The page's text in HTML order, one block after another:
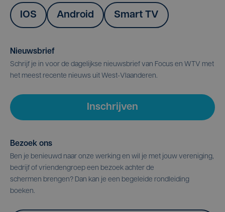
IOS Android Smart TV
Nieuwsbrief
Schrijf je in voor de dagelijkse nieuwsbrief van Focus en WTV met
het meest recente nieuws uit West-Vlaanderen.
Inschrijven
Bezoek ons
Ben je benieuwd naar onze werking en wil je met jouw vereniging,
bedrijf of vriendengroep een bezoek achter de
schermen brengen? Dan kan je een begeleide rondleiding
boeken.